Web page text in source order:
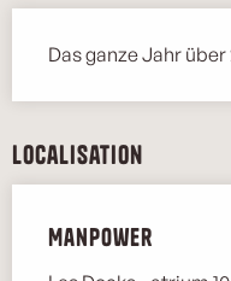
Das ganze Jahr
Localisation
Manpower